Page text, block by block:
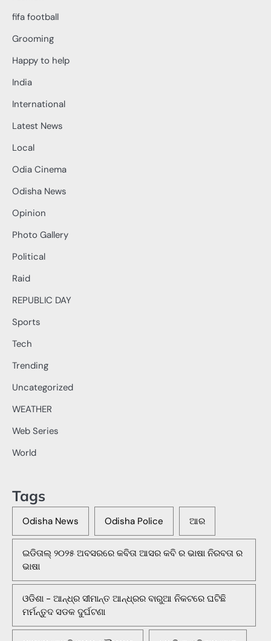
fifa football
Grooming
Happy to help
India
International
Latest News
Local
Odia Cinema
Odisha News
Opinion
Photo Gallery
Political
Raid
REPUBLIC DAY
Sports
Tech
Trending
Uncategorized
WEATHER
Web Series
World
Tags
Odisha News Odisha Police ଆର
ଇଡିତାଲ୍ ୨୦୨୫ ଅବସରରେ କବିତା ଆସର କବି ର ଭାଷା ନିରବତା ର
ଭାଷା
ଓଡିଶା - ଆନ୍ଧ୍ର ସୀମାନ୍ତ ଆନ୍ଧ୍ରର ବାରୁଆ ନିକଟରେ ଘଟିଛି
ମର୍ମନ୍ତୁଦ ସଡକ ଦୁର୍ଘଟଣା